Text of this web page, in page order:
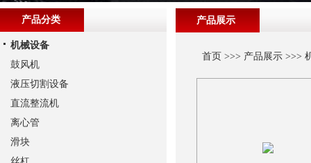
产品展示
首页 >>> 产品展示>>>
产品分类
机械设备
鼓风机
液压切割设备
直流整流机
离心管
滑块